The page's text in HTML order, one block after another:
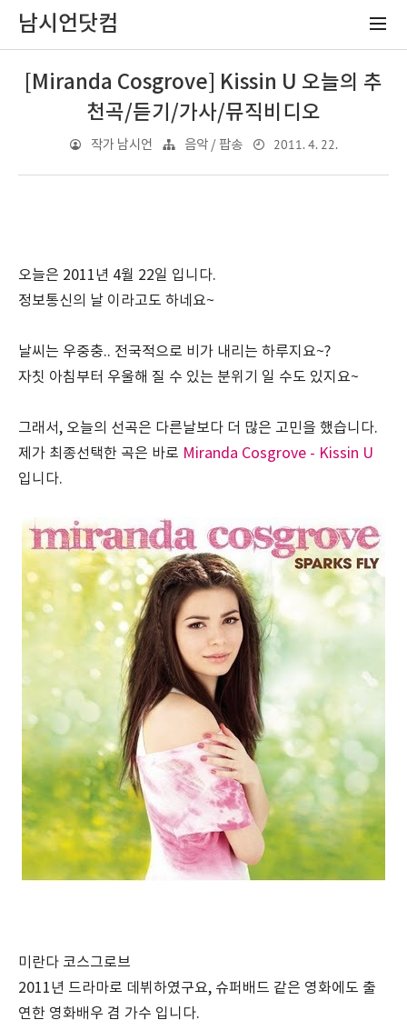
남시언닷컴
[Miranda Cosgrove] Kissin U 오늘의 추
천곡/듣기/가사/뮤직비디오
작가 남시언 음악 / 팝송 2011. 4. 22.
오늘은 2011년 4월 22일 입니다.
정보통신의 날 이라고도 하네요~
날씨는 우중충.. 전국적으로 비가 내리는 하루지요~?
자칫 아침부터 우울해 질 수 있는 분위기 일 수도 있지요~
그래서, 오늘의 선곡은 다른날보다 더 많은 고민을 했습니다.
제가 최종선택한 곡은 바로 ‪Miranda Cosgrove - Kissin U
입니다.
미란다 코스그로브
2011년 드라마로 데뷔하였구요, 슈퍼배드 같은 영화에도 출
연한 영화배우 겸 가수 입니다.